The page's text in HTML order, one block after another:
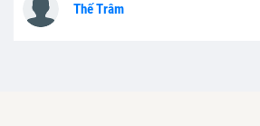
Thế Trâm